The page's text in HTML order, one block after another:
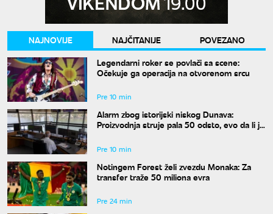
NAJNOVIJE NAJČITANIJE
POVEZANO
Legendarni roker se povlači sa scene:
Očekuje ga operacija na otvorenom srcu
Pre 10 min
Alarm zbog istorijski niskog Dunava:
Proizvodnja struje pala 50 odsto, evo da li je
Pre 10 min
Notingem Forest želi zvezdu Monaka: Za
transfer traže 50 miliona evra
Pre 24 min